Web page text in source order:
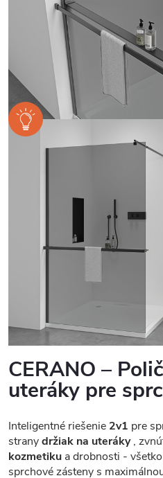
CERANO –
uteráky pre
Inteligentné riešenie 2v1 pre
stranydržiak na uteráky,
kozmetiku a drobnosti -
sprchové zásteny s